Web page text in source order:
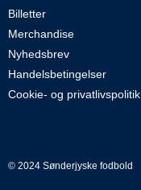
Billetter
Merchandise
Nyhedsbrev
Handelsbetingelser
Cookie- og privatlivspolitik
© 2024 Sønderjyske fodbold